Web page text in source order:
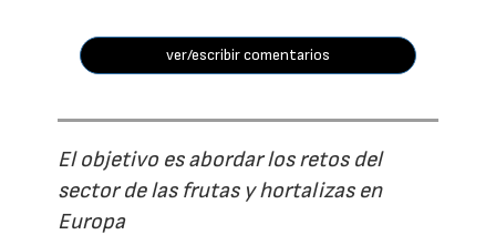
ver/escribir comentarios
El objetivo es abordar los retos del
sector de las frutas y hortalizas en
Europa